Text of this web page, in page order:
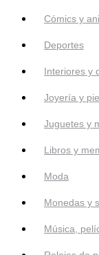
Cómics y
Deportes
Interiores y
Joyería y
Juguetes y
Libros y
Moda
Monedas y
Música,